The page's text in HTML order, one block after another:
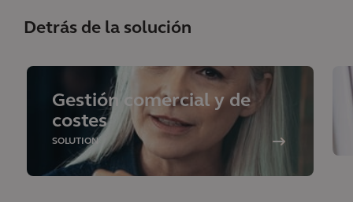
Detrás de la solución
Gestión comercial y de
costes
SOLUTION